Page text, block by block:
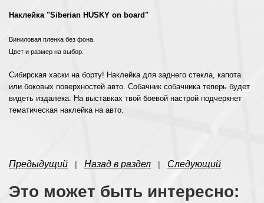
Наклейка "Siberian HUSKY on board"
Виниловая пленка без фона.
Цвет и размер на выбор.
Сибирская хаски на борту! Наклейка для заднего стекла, капота
или боковых поверхностей авто. Собачник собачника теперь будет
видеть издалека. На выставках твой боевой настрой подчеркнет
тематическая наклейка на авто.
Предыдущий | Назад в раздел | Следующий
Это может быть интересно: